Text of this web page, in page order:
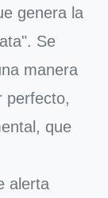
genera la
Se
manera
perfecto,
que
alerta